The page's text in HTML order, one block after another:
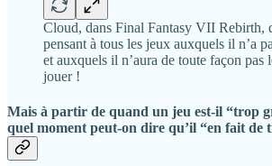
Cloud, dans Final Fantasy VII Rebirth,
pensant à tous les jeux auxquels il n’a
et auxquels il n’aura de toute façon pas
jouer !
Mais à partir de quand un jeu est-il “trop
quel moment peut-on dire qu’il “en fait de